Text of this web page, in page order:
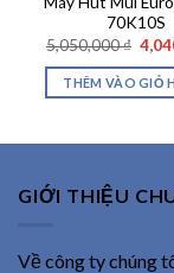
70K10S
5,050,000₫ Giá
gốc
là:
THÊM VÀO GIỎ
GIỚI THIỆU
Về công ty chúng